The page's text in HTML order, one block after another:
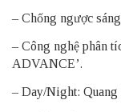
– Chống ngược
– Công nghệ phân
ADVANCE’.
– Day/Night: Quang